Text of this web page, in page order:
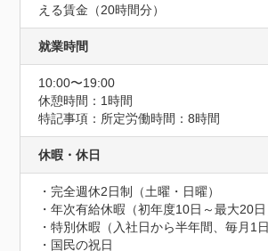
える賃金（20時間分）
就業時間
10:00〜19:00
休憩時間：1時間
特記事項：所定労働時間：8時間
休暇・休日
・完全週休2日制（土曜・日曜）
・年次有給休暇（初年度10日～最大20日
・特別休暇（入社日から半年間、毎月1日
・国民の祝日